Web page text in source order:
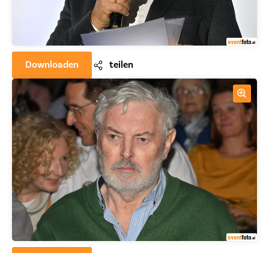
Downloaden teilen